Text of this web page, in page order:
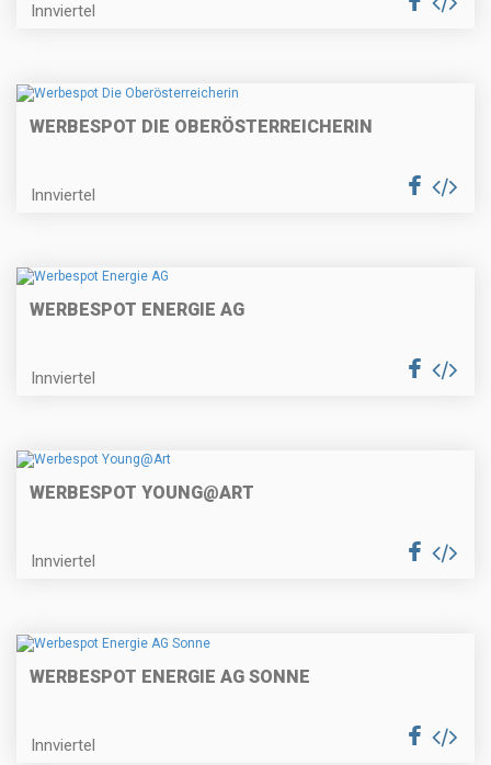
Innviertel
WERBESPOT DIE OBERÖSTERREICHERIN
Innviertel
WERBESPOT ENERGIE AG
Innviertel
WERBESPOT YOUNG@ART
Innviertel
WERBESPOT ENERGIE AG SONNE
Innviertel